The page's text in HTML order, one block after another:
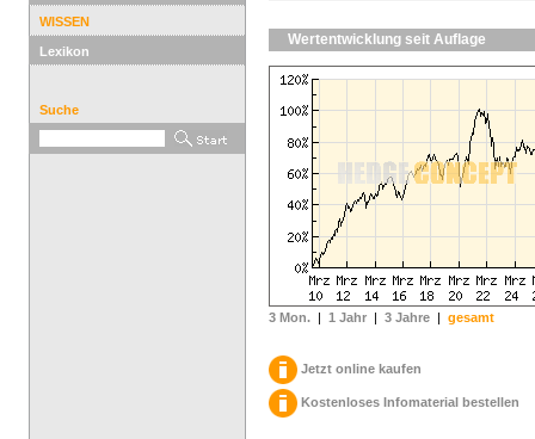
WISSEN
Lexikon
Suche
Wertentwicklung seit Auflage
3 Mon. | 1 Jahr | 3 Jahre | gesamt
Jetzt online kaufen
Kostenloses Infomaterial bestellen